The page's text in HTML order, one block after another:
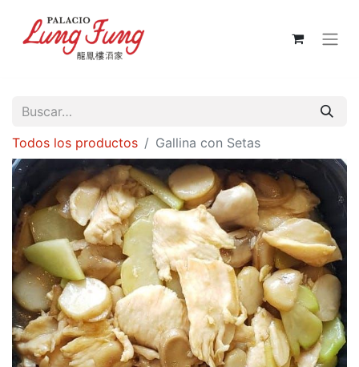
Todos los productos Gallina con Setas